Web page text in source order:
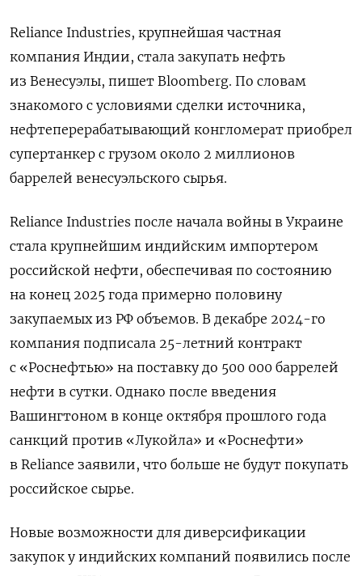
Reliance Industries, крупнейшая частная
компания Индии, стала закупать нефть
из Венесуэлы, пишет Bloomberg. По словам
знакомого с условиями сделки источника,
нефтеперерабатывающий конгломерат приобрел
супертанкер с грузом около 2 миллионов
баррелей венесуэльского сырья.
Reliance Industries после начала войны в Украине
стала крупнейшим индийским импортером
российской нефти, обеспечивая по состоянию
на конец 2025 года примерно половину
закупаемых из РФ объемов. В декабре 2024-го
компания подписала 25-летний контракт
с «Роснефтью» на поставку до 500 000 баррелей
нефти в сутки. Однако после введения
Вашингтоном в конце октября прошлого года
санкций против «Лукойла» и «Роснефти»
в Reliance заявили, что больше не будут покупать
российское сырье.
Новые возможности для диверсификации
закупок у индийских компаний появились после